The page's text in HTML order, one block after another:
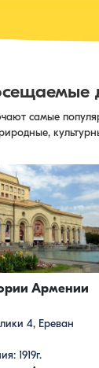
самые
Армении
4, Ереван
1919г.